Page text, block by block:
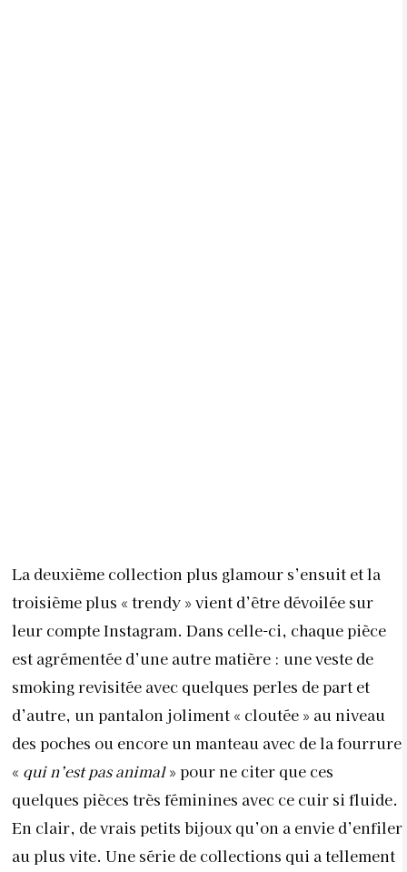
La deuxième collection plus glamour s’ensuit et la
troisième plus « trendy » vient d’être dévoilée sur
leur compte Instagram. Dans celle-ci, chaque pièce
est agrémentée d’une autre matière : une veste de
smoking revisitée avec quelques perles de part et
d’autre, un pantalon joliment « cloutée » au niveau
des poches ou encore un manteau avec de la fourrure
« qui n’est pas animal» pour ne citer que ces
quelques pièces très féminines avec ce cuir si fluide.
En clair, de vrais petits bijoux qu’on a envie d’enfiler
au plus vite. Une série de collections qui a tellement